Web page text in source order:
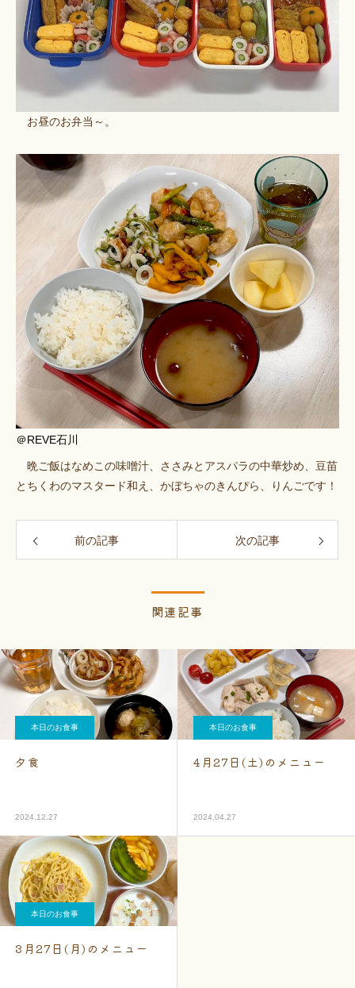
お昼のお弁当～。
＠REVE石川
晩ご飯はなめこの味噌汁、ささみとアスパラの中華炒め、豆苗
とちくわのマスタード和え、かぼちゃのきんぴら、りんごです！
前の記事 次の記事
関連記事
本日のお食事
夕食
2024.12.27
本日のお食事
4月27日(土)のメニュー
2024.04.27
本日のお食事
3月27日(月)のメニュー